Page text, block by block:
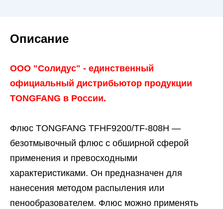
Описание
ООО "Солидус" - единственный
официальный дистрибьютор продукции
TONGFANG в России.
Флюс TONGFANG TFHF9200/TF-808H —
безотмывочный флюс с обширной сферой
применения и превосходными
характеристиками. Он предназначен для
нанесения методом распыления или
пенообразователем. Флюс можно применять